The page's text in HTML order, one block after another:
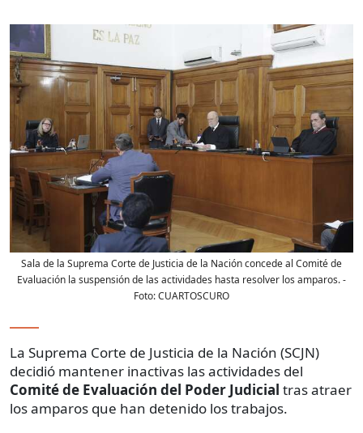
Sala de la Suprema Corte de Justicia de la Nación concede al Comité de
Evaluación la suspensión de las actividades hasta resolver los amparos.-
Foto:CUARTOSCURO
La Suprema Corte de Justicia de la Nación (SCJN)
decidió mantener inactivas las actividades del
Comité de Evaluación del Poder Judicial tras atraer
los amparos que han detenido los trabajos.